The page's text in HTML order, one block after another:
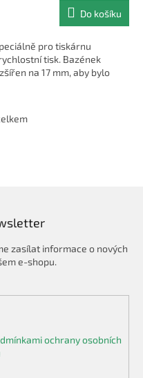
Do košíku
pro tiskárnu
tisk. Bazének
na 17 mm, aby bylo
zasílat informace o nových
e-shopu.
ochrany osobních